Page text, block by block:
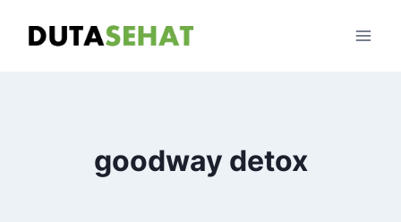
goodway detox